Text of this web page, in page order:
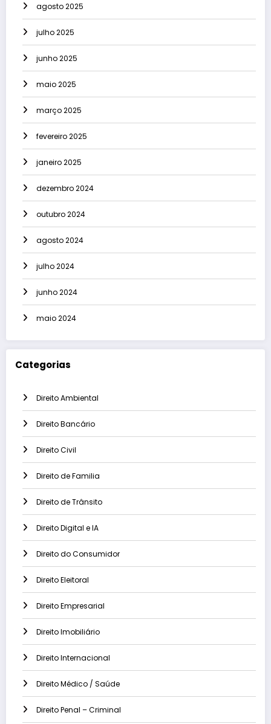
agosto 2025
julho 2025
junho 2025
maio 2025
março 2025
fevereiro 2025
janeiro 2025
dezembro 2024
outubro 2024
agosto 2024
julho 2024
junho 2024
maio 2024
Categorias
Direito Ambiental
Direito Bancário
Direito Civil
Direito de Familia
Direito de Trânsito
Direito Digital e IA
Direito do Consumidor
Direito Eleitoral
Direito Empresarial
Direito Imobiliário
Direito Internacional
Direito Médico / Saúde
Direito Penal – Criminal